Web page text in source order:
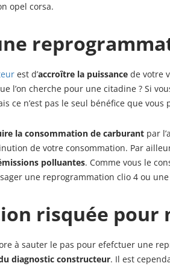
opel corsa.
est d’accroître la puissance de votre
l’on cherche pour une citadine ? Si
ce n’est pas le seul bénéfice que vous
la consommation de carburant par
de votre consommation. Par
polluantes. Comme vous le
une reprogrammation clio 4 ou
risquée pour
à sauter le pas pour efefctuer une
diagnostic constructeur. Il est